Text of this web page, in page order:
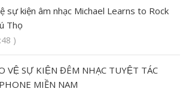
sự kiện âm nhạc Michael Learns to Rock
Thọ
)
VỆ SỰ KIỆN ĐÊM NHẠC TUYỆT TÁC
MIỀN NAM